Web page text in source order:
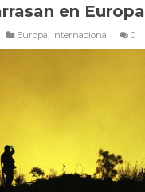
en Europa
Europa, Internacional 0